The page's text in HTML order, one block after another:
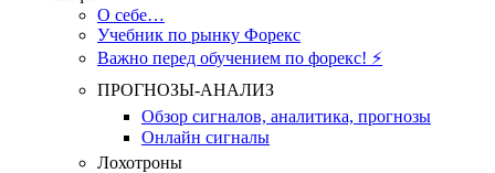
О себе…
Учебник по рынку Форекс
Важно перед обучением по форекс! ⚡
ПРОГНОЗЫ-АНАЛИЗ
Обзор сигналов, аналитика, прогнозы
Онлайн сигналы
Лохотроны